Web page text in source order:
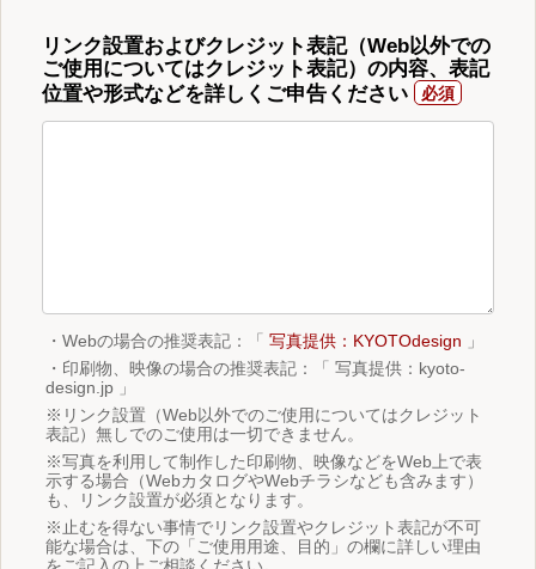
リンク設置およびクレジット表記（Web以外での
ご使用についてはクレジット表記）の内容、表記
位置や形式などを詳しくご申告ください
・Webの場合の推奨表記：「 写真提供：KYOTOdesign 」
・印刷物、映像の場合の推奨表記：「 写真提供：kyoto-
design.jp 」
※リンク設置（Web以外でのご使用についてはクレジット
表記）無しでのご使用は一切できません。
※写真を利用して制作した印刷物、映像などをWeb上で表
示する場合（WebカタログやWebチラシなども含みます）
も、リンク設置が必須となります。
※止むを得ない事情でリンク設置やクレジット表記が不可
能な場合は、下の「ご使用用途、目的」の欄に詳しい理由
をご記入の上ご相談ください。